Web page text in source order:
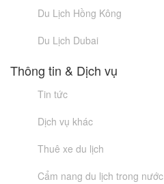
Du Lịch Hồng Kông
Du Lịch Dubai
Thông tin & Dịch vụ
Tin tức
Dịch vụ khác
Thuê xe du lịch
Cẩm nang du lịch trong nước